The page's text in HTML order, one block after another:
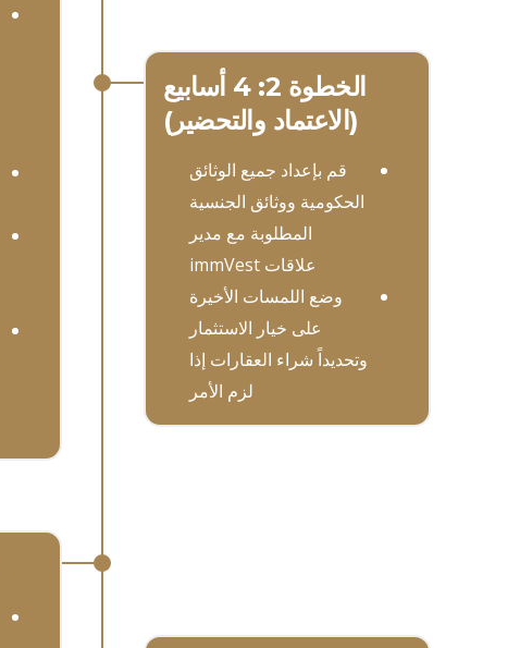
الخطوة 2: 4 أسابيع
(الاعتماد والتحضير)
قم بإعداد جميع الوثائق
الحكومية ووثائق الجنسية
المطلوبة مع مدير
علاقات immVest
وضع اللمسات الأخيرة
على خيار الاستثمار
وتحديداً شراء العقارات إذا
لزم الأمر